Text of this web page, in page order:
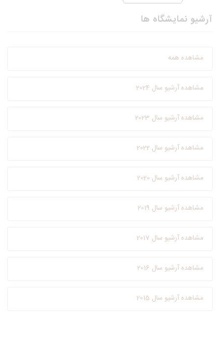
آرشیو نمایشگاه ها
مشاهده همه
مشاهده آرشیو سال 2024
مشاهده آرشیو سال 2023
مشاهده آرشیو سال 2022
مشاهده آرشیو سال 2020
مشاهده آرشیو سال 2019
مشاهده آرشیو سال 2017
مشاهده آرشیو سال 2016
مشاهده آرشیو سال 2015